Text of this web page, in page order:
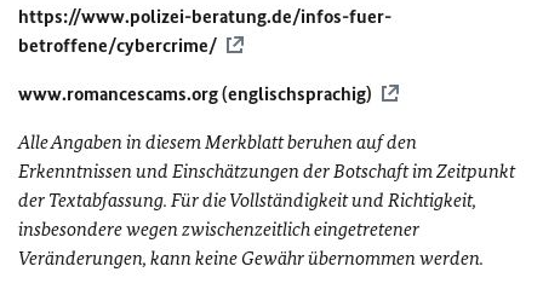
https://www.polizei-beratung.de/infos-fuer-
betroffene/cybercrime/
www.romancescams.org (englischsprachig)
Alle Angaben in diesem Merkblatt beruhen auf den
Erkenntnissen und Einschätzungen der Botschaft im Zeitpunkt
der Textabfassung. Für die Vollständigkeit und Richtigkeit,
insbesondere wegen zwischenzeitlich eingetretener
Veränderungen, kann keine Gewähr übernommen werden.